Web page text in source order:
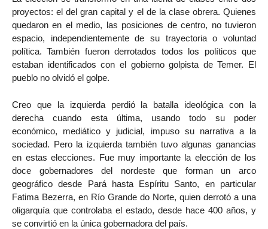
proyectos: el del gran capital y el de la clase obrera. Quienes
quedaron en el medio, las posiciones de centro, no tuvieron
espacio, independientemente de su trayectoria o voluntad
política. También fueron derrotados todos los políticos que
estaban identificados con el gobierno golpista de Temer. El
pueblo no olvidó el golpe.
Creo que la izquierda perdió la batalla ideológica con la
derecha cuando esta última, usando todo su poder
económico, mediático y judicial, impuso su narrativa a la
sociedad. Pero la izquierda también tuvo algunas ganancias
en estas elecciones. Fue muy importante la elección de los
doce gobernadores del nordeste que forman un arco
geográfico desde Pará hasta Espíritu Santo, en particular
Fatima Bezerra, en Río Grande do Norte, quien derrotó a una
oligarquía que controlaba el estado, desde hace 400 años, y
se convirtió en la única gobernadora del país.